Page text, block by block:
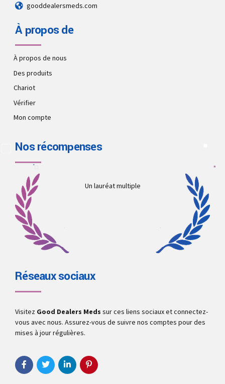
gooddealersmeds.com
À propos de
À propos de nous
Des produits
Chariot
Vérifier
Mon compte
Nos récompenses
Un lauréat multiple
Réseaux sociaux
Visitez Good Dealers Meds sur ces liens sociaux et connectez-
vous avec nous. Assurez-vous de suivre nos comptes pour des
mises à jour régulières.